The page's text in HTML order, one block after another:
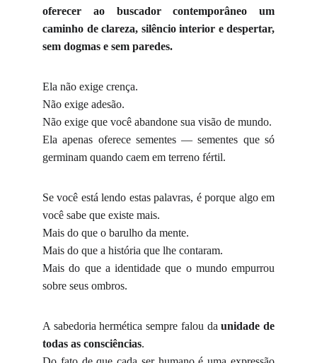
oferecer ao buscador contemporâneo um
caminho de clareza, silêncio interior e despertar,
sem dogmas e sem paredes.
Ela não exige crença.
Não exige adesão.
Não exige que você abandone sua visão de mundo.
Ela apenas oferece sementes — sementes que só
germinam quando caem em terreno fértil.
Se você está lendo estas palavras, é porque algo em
você sabe que existe mais.
Mais do que o barulho da mente.
Mais do que a história que lhe contaram.
Mais do que a identidade que o mundo empurrou
sobre seus ombros.
A sabedoria hermética sempre falou daunidade de
todas as consciências.